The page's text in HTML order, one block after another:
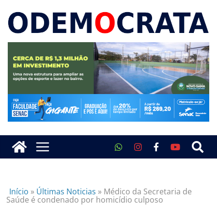
Início » Últimas Noticias » Médico da Secretaria de
Saúde é condenado por homicídio culposo